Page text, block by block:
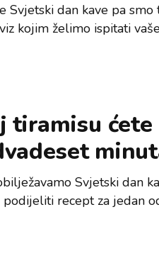
Svjetski dan kave pa
kojim želimo ispitati
tiramisu
Svjetski dan
recept za jedan